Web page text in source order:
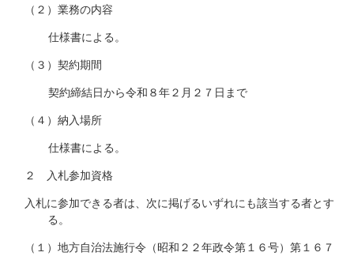
（２）業務の内容
仕様書による。
（３）契約期間
契約締結日から令和８年２月２７日まで
（４）納入場所
仕様書による。
２ 入札参加資格
入札に参加できる者は、次に掲げるいずれにも該当する者とす
る。
（１）地方自治法施行令（昭和２２年政令第１６号）第１６７